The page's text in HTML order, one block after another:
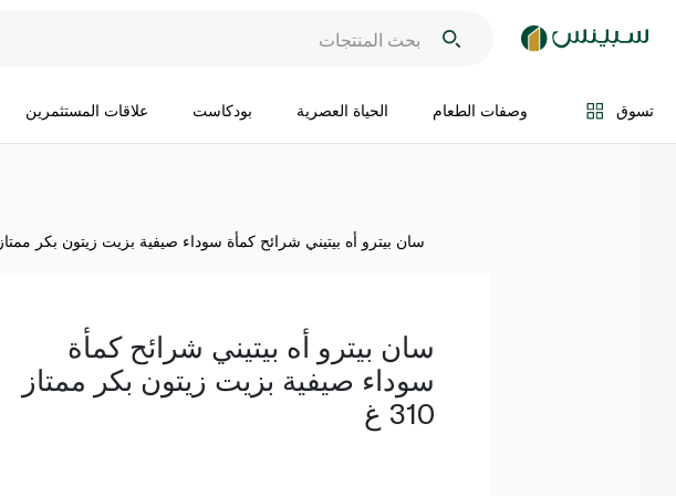
تسوق وصفات الطعام الحياة العصرية بودكاست علاقات المستثمرين
اضف الى السلة
سان بيترو أه بيتيني شرائح كمأة سوداء صيفية بزيت زيتون بكر ممتاز 310 غ
سان بيترو أه بيتيني شرائح كمأة
سوداء صيفية بزيت زيتون بكر ممتاز
310 غ